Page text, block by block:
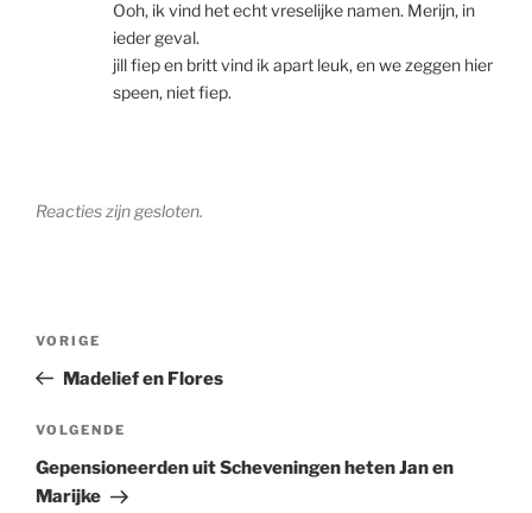
Ooh, ik vind het echt vreselijke namen. Merijn, in
ieder geval.
jill fiep en britt vind ik apart leuk, en we zeggen hier
speen, niet fiep.
Reacties zijn gesloten.
Vorig
bericht
VORIGE
Madelief en Flores
Volgend
bericht
VOLGENDE
Gepensioneerden uit Scheveningen heten Jan en
Marijke